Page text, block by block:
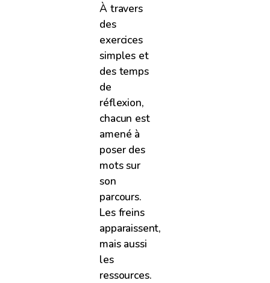
À travers
des
exercices
simples et
des temps
de
réflexion,
chacun est
amené à
poser des
mots sur
son
parcours.
Les freins
apparaissent,
mais aussi
les
ressources.